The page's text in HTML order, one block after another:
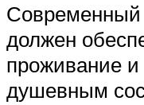
Современный
должен
проживание
душевным